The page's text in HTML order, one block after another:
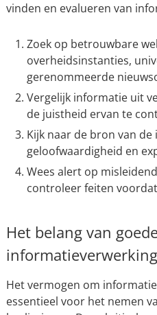
vinden en evalueren van
Zoek op betrouwbare
overheidsinstanties,
gerenommeerde
Vergelijk informatie uit
de juistheid ervan te
Kijk naar de bron van
geloofwaardigheid en
Wees alert op
controleer feiten
Het belang van
informatieverwerking
Het vermogen om
essentieel voor het nemen